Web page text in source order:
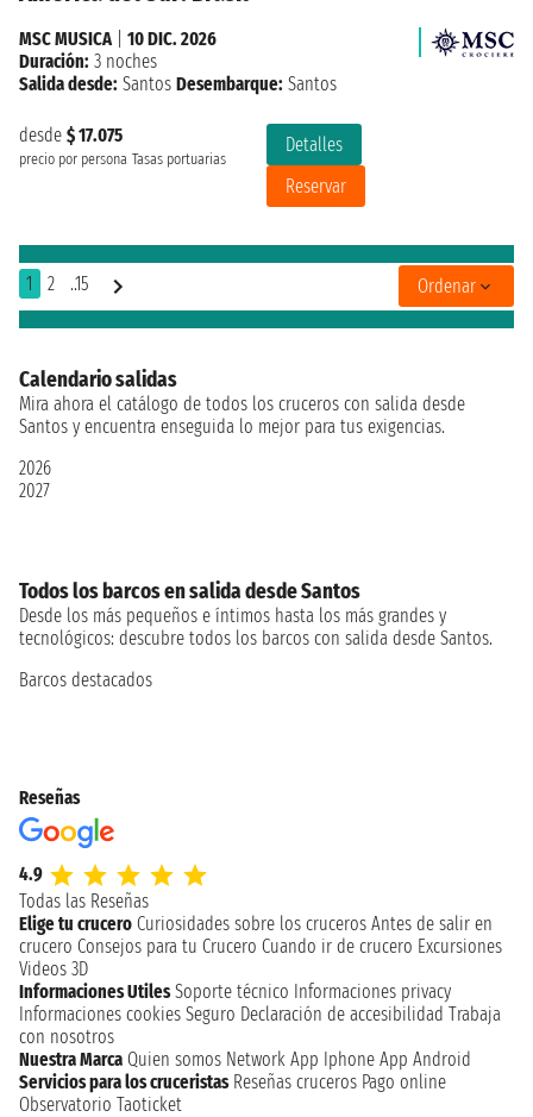
desde $ 17.075
precio por persona Tasas portuarias
Detalles
Reservar
MSC MUSICA
10 DIC. 2026
Duración: 3 noches
Salida desde: Santos Desembarque: Santos
1 2 ..15 Ordenar
Calendario salidas
Mira ahora el catálogo de todos los cruceros con salida desde
Santos y encuentra enseguida lo mejor para tus exigencias.
2026
2027
Todos los barcos en salida desde Santos
Desde los más pequeños e íntimos hasta los más grandes y
tecnológicos: descubre todos los barcos con salida desde Santos.
Barcos destacados
Reseñas
4.9
Todas las Reseñas
Elige tu crucero Curiosidades sobre los cruceros Antes de salir en
crucero Consejos para tu Crucero Cuando ir de crucero Excursiones
Videos 3D
Informaciones Utiles Soporte técnico Informaciones privacy
Informaciones cookies Seguro Declaración de accesibilidad Trabaja
con nosotros
Nuestra Marca Quien somos Network App Iphone App Android
Servicios para los cruceristas Reseñas cruceros Pago online
Observatorio Taoticket